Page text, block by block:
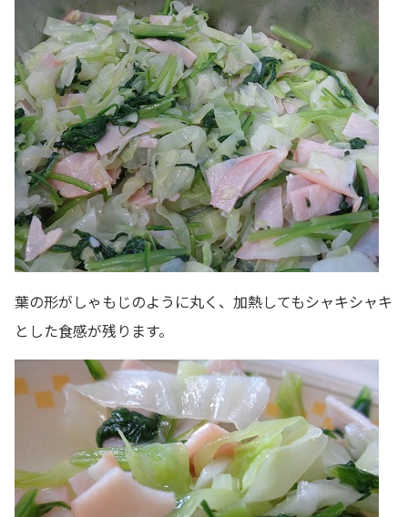
葉の形がしゃもじのように丸く、加熱してもシャキシャキ
とした食感が残ります。